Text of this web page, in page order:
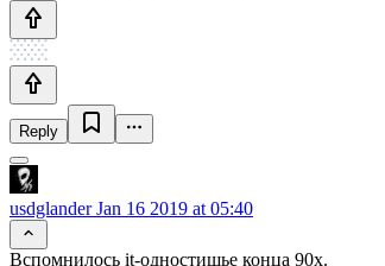
Reply
usdglanderJan 16 2019 at 05:40
Вспомнилось it-одностишье конца 90х.